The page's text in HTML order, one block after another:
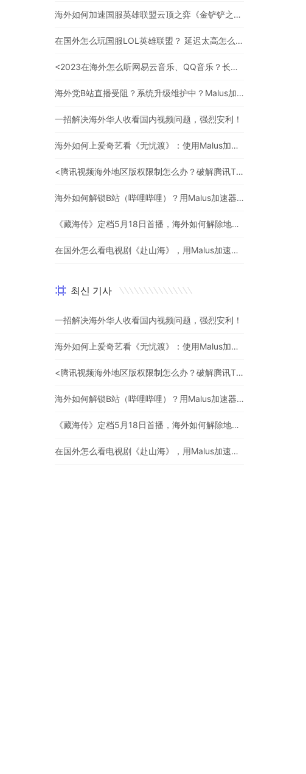
海外如何加速国服英雄联盟云顶之弈《金铲铲之战》？
在国外怎么玩国服LOL英雄联盟？ 延迟太高怎么办？
<2023在海外怎么听网易云音乐、QQ音乐？长久有效的方法来了>
海外党B站直播受阻？系统升级维护中？Malus加速器帮你一步解决真问题
一招解决海外华人收看国内视频问题，强烈安利！
海外如何上爱奇艺看《无忧渡》：使用Malus加速器一键解除地域限制
<腾讯视频海外地区版权限制怎么办？破解腾讯TV地域限制的办法>
海外如何解锁B站（哔哩哔哩）？用Malus加速器解除地域限制，一键流畅追番
《藏海传》定档5月18日首播，海外如何解除地区限制追剧
在国外怎么看电视剧《赴山海》，用Malus加速器一键解锁地区限制
최신 기사
一招解决海外华人收看国内视频问题，强烈安利！
海外如何上爱奇艺看《无忧渡》：使用Malus加速器一键解除地域限制
<腾讯视频海外地区版权限制怎么办？破解腾讯TV地域限制的办法>
海外如何解锁B站（哔哩哔哩）？用Malus加速器解除地域限制，一键流畅追番
《藏海传》定档5月18日首播，海外如何解除地区限制追剧
在国外怎么看电视剧《赴山海》，用Malus加速器一键解锁地区限制